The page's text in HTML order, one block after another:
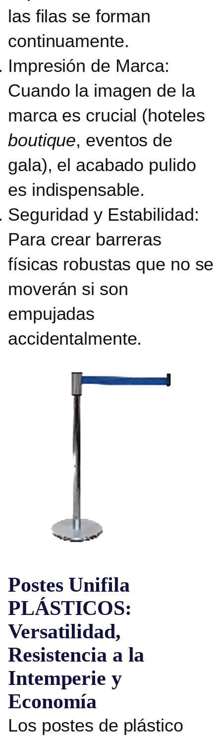
las filas se forman
continuamente.
Impresión de Marca:
Cuando la imagen de la
marca es crucial (hoteles
boutique, eventos de
gala), el acabado pulido
es indispensable.
Seguridad y Estabilidad:
Para crear barreras
físicas robustas que no se
moverán si son
empujadas
accidentalmente.
Postes Unifila
PLÁSTICOS:
Versatilidad,
Resistencia a la
Intemperie y
Economía
Los postes de plástico